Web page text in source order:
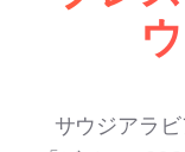
サウジアラ